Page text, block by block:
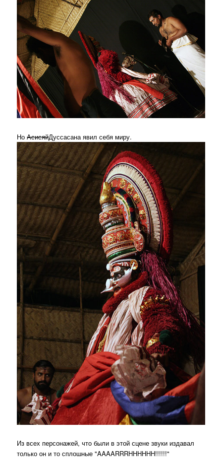
НоАсисяйДуссасана явил себя миру.
Из всех персонажей, что были в этой сцене звуки издавал
только он и то сплошные "AAAARRRHHHHHH!!!!!!"